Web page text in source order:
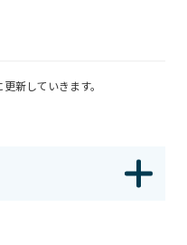
新していきます。